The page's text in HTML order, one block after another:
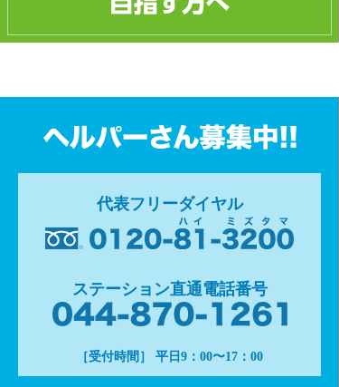
代表フリーダイヤル
ステーション直通電話番号
［受付時間］ 平日9：00〜17：00